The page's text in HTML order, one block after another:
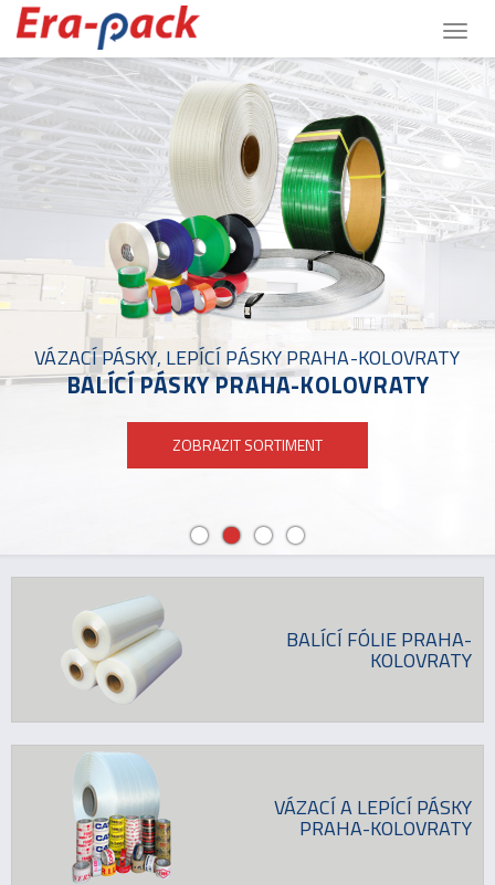
VÁZACÍ PÁSKY, LEPÍCÍ PÁSKY PRAHA-KOLOVRATY
BALÍCÍ PÁSKY PRAHA-KOLOVRATY
ZOBRAZIT SORTIMENT
BALÍCÍ FÓLIE PRAHA-
KOLOVRATY
VÁZACÍ A LEPÍCÍ PÁSKY
PRAHA-KOLOVRATY